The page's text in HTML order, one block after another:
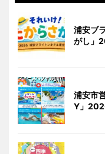
浦安ブ
がし」
浦安市
Y」